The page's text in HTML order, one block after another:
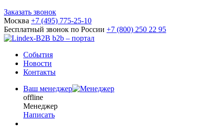
Заказать звонок
Москва +7 (495) 775-25-10
Бесплатный звонок по России +7 (800) 250 22 95
b2b – портал
События
Новости
Контакты
Ваш менеджер
offline
Менеджер
Написать